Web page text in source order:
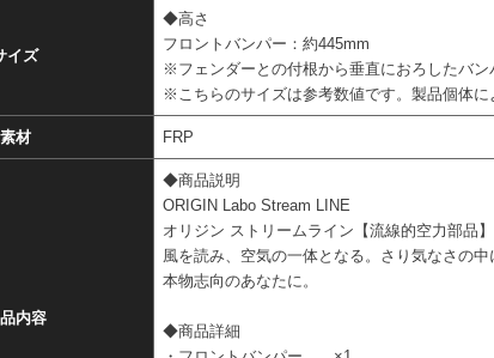
イズ
◆高さ
フロントバンパー：約445mm
※フェンダーとの付根から垂直におろしたバン
※こちらのサイズは参考数値です。製品個体に
素材 FRP
内容
◆商品説明
ORIGIN Labo Stream LINE
オリジン ストリームライン【流線的空力部品
風を読み、空気の一体となる。さり気なさの中
本物志向のあなたに。
◆商品詳細